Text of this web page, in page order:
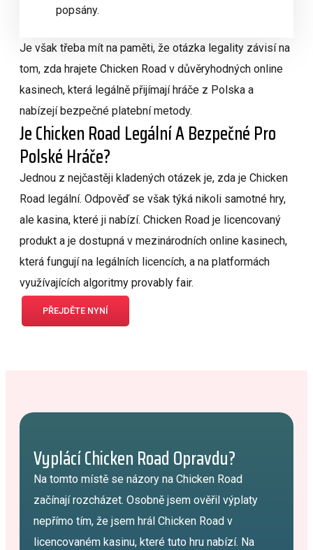
popsány.
Je však třeba mít na paměti, že otázka legality závisí na
tom, zda hrajete Chicken Road v důvěryhodných online
kasinech, která legálně přijímají hráče z Polska a
nabízejí bezpečné platební metody.
Je Chicken Road Legální A Bezpečné Pro
Polské Hráče?
Jednou z nejčastěji kladených otázek je, zda je Chicken
Road legální. Odpověď se však týká nikoli samotné hry,
ale kasina, které ji nabízí. Chicken Road je licencovaný
produkt a je dostupná v mezinárodních online kasinech,
která fungují na legálních licencích, a na platformách
využívajících algoritmy provably fair.
PŘEJDĚTE NYNÍ
Vyplácí Chicken Road Opravdu?
Na tomto místě se názory na Chicken Road
začínají rozcházet. Osobně jsem ověřil výplaty
nepřímo tím, že jsem hrál Chicken Road v
licencovaném kasinu, které tuto hru nabízí. Na